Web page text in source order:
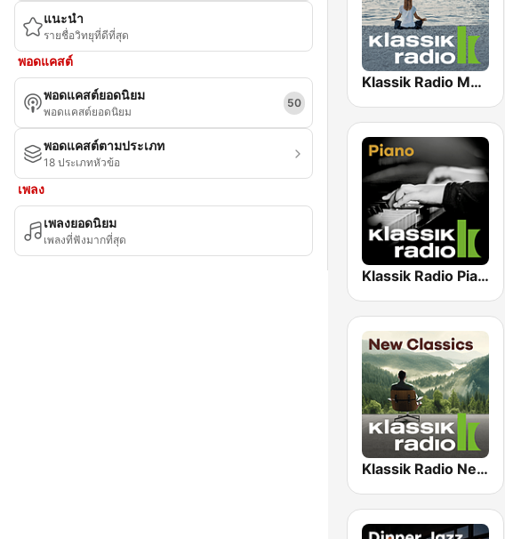
แนะนำ
รายชื่อวิทยุที่ดีที่สุด
พอดแคสต์
พอดแคสต์ยอดนิยม
พอดแคสต์ยอดนิยม
50
พอดแคสต์ตามประเภท
18 ประเภทหัวข้อ
เพลง
เพลงยอดนิยม
เพลงที่ฟังมากที่สุด
Klassik Radio Meditation
Klassik Radio Piano
Klassik Radio New Classics